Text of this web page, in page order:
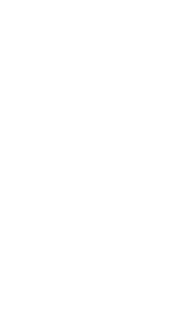
ありません。
に未対応品が